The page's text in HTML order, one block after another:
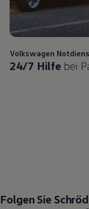
Volkswagen
24/7 Hilfe bei
Folgen Sie